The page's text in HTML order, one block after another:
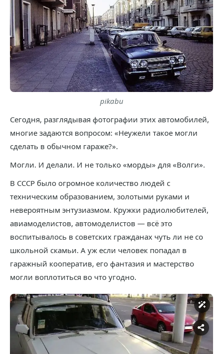
pikabu
Сегодня, разглядывая фотографии этих автомобилей,
многие задаются вопросом: «Неужели такое могли
сделать в обычном гараже?».
Могли. И делали. И не только «морды» для «Волги».
В СССР было огромное количество людей с
техническим образованием, золотыми руками и
невероятным энтузиазмом. Кружки радиолюбителей,
авиамоделистов, автомоделистов — всё это
воспитывалось в советских гражданах чуть ли не со
школьной скамьи. А уж если человек попадал в
гаражный кооператив, его фантазия и мастерство
могли воплотиться во что угодно.